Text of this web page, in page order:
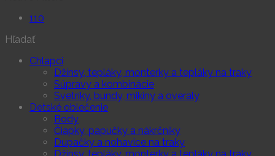
110
Hľadať
Chlapci
Džínsy, tepláky, monterky a tepláky na traky
Súpravy a kombinácie
Svetríky, bundy, mikiny a overaly
Detské oblečenie
Body
Čiapky, papučky a nákrčníky
Dupačky a nohavice na traky